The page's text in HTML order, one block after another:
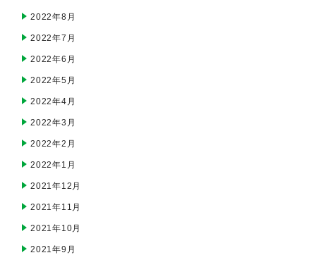
2022年8月
2022年7月
2022年6月
2022年5月
2022年4月
2022年3月
2022年2月
2022年1月
2021年12月
2021年11月
2021年10月
2021年9月